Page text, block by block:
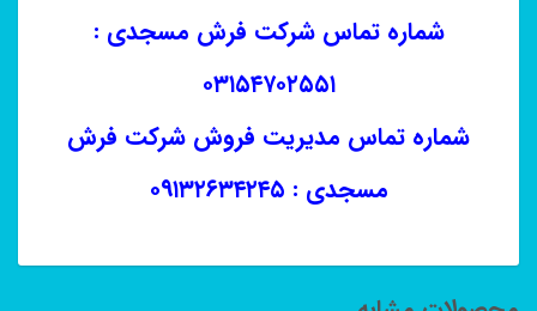
شماره تماس شرکت فرش مسجدی :
۰۳۱۵۴۷۰۲۵۵۱
شماره تماس مدیریت فروش شرکت فرش
مسجدی : ۰۹۱۳۲۶۳۴۲۴۵